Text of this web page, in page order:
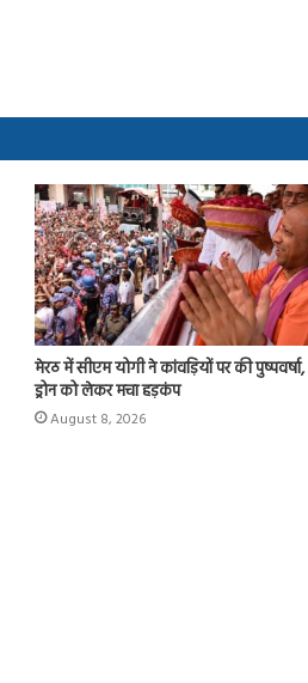
मेरठ में सीएम योगी ने कांवड़ियों पर की पुष्पवर्षा,
ड्रोन को लेकर मचा हड़कंप
August 8, 2026